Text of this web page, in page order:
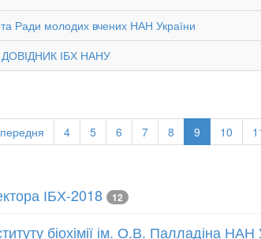
Ради молодих вчених НАН України
ІБХ НАНУ
4 5 6 7 8 9 10
ІБХ-2018 12
біохімії ім. О.В. Палладіна НАН